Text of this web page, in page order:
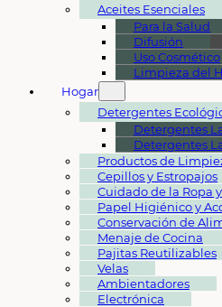
Aceites Esenciales
Para la Salud
Difusión
Uso Cosmético
Limpieza del
Hogar
Detergentes
Detergentes
Detergentes
Productos de
Cepillos y Estropajos
Cuidado de la Ropa
Papel Higiénico y
Conservación de
Menaje de Cocina
Pajitas Reutilizables
Velas
Ambientadores
Electrónica